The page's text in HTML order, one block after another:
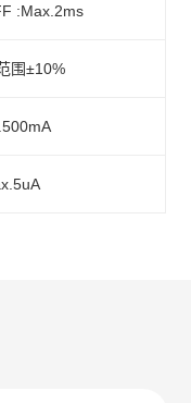
:Max.2ms
围±10%